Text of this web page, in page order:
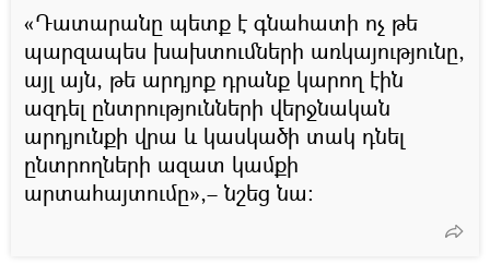
«Դատարանը պետք է գնահատի ոչ թե
պարզապես խախտումների առկայությունը,
այլ այն, թե արդյոք դրանք կարող էին
ազդել ընտրությունների վերջնական
արդյունքի վրա և կասկածի տակ դնել
ընտրողների ազատ կամքի
արտահայտումը»,– նշեց նա։